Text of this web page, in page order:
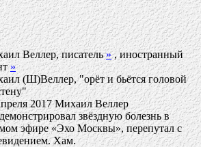
Веллер, писатель», иностранный
»
(Ш)Веллер, "орёт и бьётся головой
2017 Михаил Веллер
звёздную болезнь в
эфире «Эхо Москвы», перепутал с
Хам.